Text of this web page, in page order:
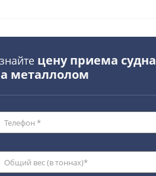
цену приема судна
металлолом